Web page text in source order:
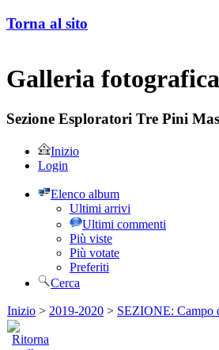
Torna al sito
Galleria fotografica
Sezione Esploratori Tre Pini
Inizio
Login
Elenco album
Ultimi arrivi
Ultimi commenti
Più viste
Più votate
Preferiti
Cerca
Inizio > 2019-2020 > SEZIONE: Campo